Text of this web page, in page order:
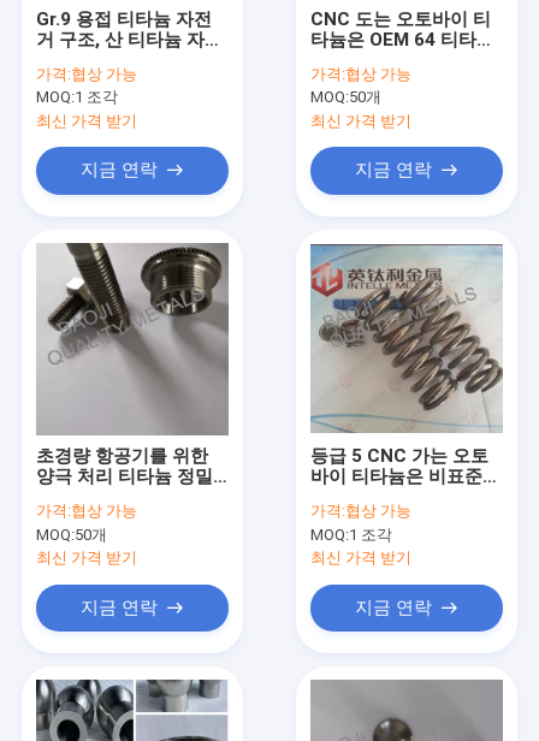
제품
Gr.9 용접 티타늄 자전
거 구조, 산 티타늄 자전
가격:협상 가능
MOQ:1 조각
최신 가격 받기
지금 연락
CNC 도는 오토바이 티
타늄은 OEM 64 티타늄
가격:협상 가능
MOQ:50개
최신 가격 받기
지금 연락
초경량 항공기를 위한
양극 처리 티타늄 정밀
속 급료 2
가격:협상 가능
MOQ:50개
최신 가격 받기
지금 연락
등급 5 CNC 가는 오토
바이 티타늄은 비표준
가격:협상 가능
MOQ:1 조각
최신 가격 받기
지금 연락